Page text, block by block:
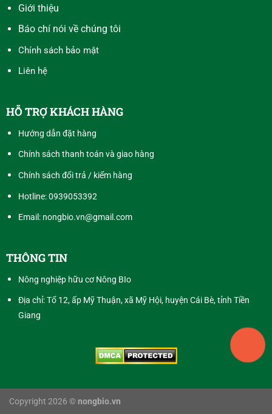
Giới thiệu
Báo chí nói về chúng tôi
Chính sách bảo mật
Liên hệ
HỖ TRỢ KHÁCH HÀNG
Hướng dẫn đặt hàng
Chính sách thanh toán và giao hàng
Chính sách đổi trả / kiểm hàng
Hotline:0939053392
Email: nongbio.vn@gmail.com
THÔNG TIN
Nông nghiệp hữu cơ Nông BIo
Địa chỉ: Tổ 12, ấp Mỹ Thuận, xã Mỹ Hội, huyện Cái Bè, tỉnh Tiền
Giang
Copyright 2026 © nongbio.vn